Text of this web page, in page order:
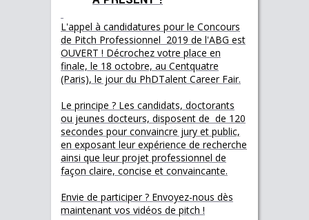
L'appel à candidatures pour le Concours
de Pitch Professionnel 2019 de l'ABG est
OUVERT ! Décrochez votre place en
finale, le 18 octobre, au Centquatre
(Paris), le jour du PhDTalent Career Fair.
Le principe ? Les candidats, doctorants
ou jeunes docteurs, disposent de de 120
secondes pour convaincre jury et public,
en exposant leur expérience de recherche
ainsi que leur projet professionnel de
façon claire, concise et convaincante.
Envie de participer ? Envoyez-nous dès
maintenant vos vidéos de pitch !